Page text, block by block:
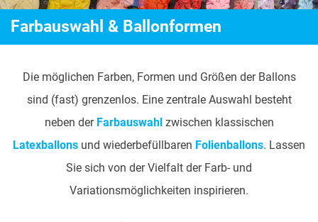
Farbauswahl & Ballonformen
Die möglichen Farben, Formen und Größen der Ballons
sind (fast) grenzenlos. Eine zentrale Auswahl besteht
neben der Farbauswahl zwischen klassischen
Latexballons und wiederbefüllbaren Folienballons. Lassen
Sie sich von der Vielfalt der Farb- und
Variationsmöglichkeiten inspirieren.